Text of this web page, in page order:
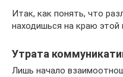
Итак, как понять, что
находишься на краю этой
Утрата
Лишь начало